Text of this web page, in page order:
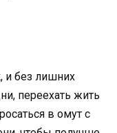
без лишних
переехать жить
в омут с